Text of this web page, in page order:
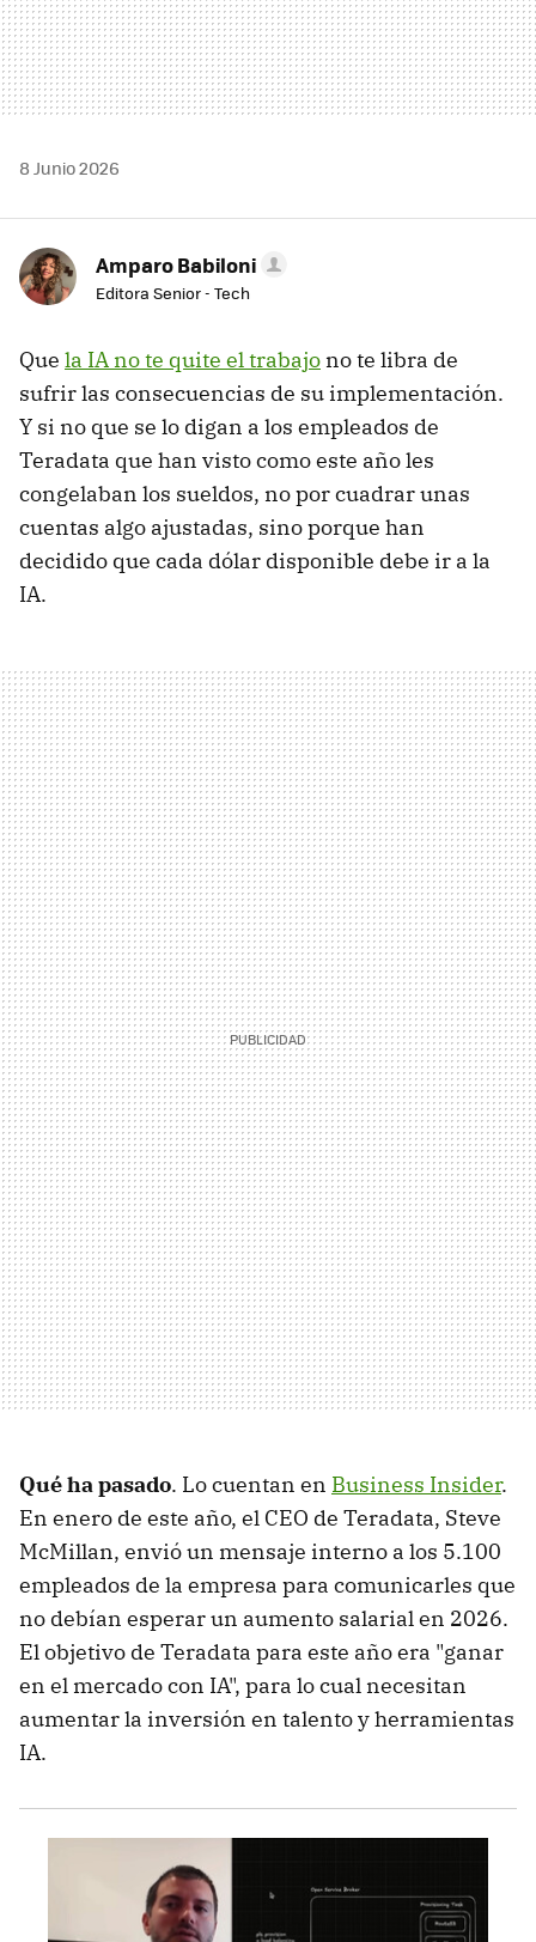
8 Junio 2026
Amparo Babiloni
Editora Senior - Tech
Que la IA no te quite el trabajo no te libra de
sufrir las consecuencias de su implementación.
Y si no que se lo digan a los empleados de
Teradata que han visto como este año les
congelaban los sueldos, no por cuadrar unas
cuentas algo ajustadas, sino porque han
decidido que cada dólar disponible debe ir a la
IA.
Qué ha pasado. Lo cuentan en Business Insider.
En enero de este año, el CEO de Teradata, Steve
McMillan, envió un mensaje interno a los 5.100
empleados de la empresa para comunicarles que
no debían esperar un aumento salarial en 2026.
El objetivo de Teradata para este año era "ganar
en el mercado con IA", para lo cual necesitan
aumentar la inversión en talento y herramientas
IA.